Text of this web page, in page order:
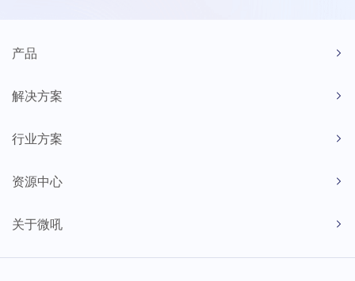
产品
解决方案
行业方案
资源中心
关于微吼